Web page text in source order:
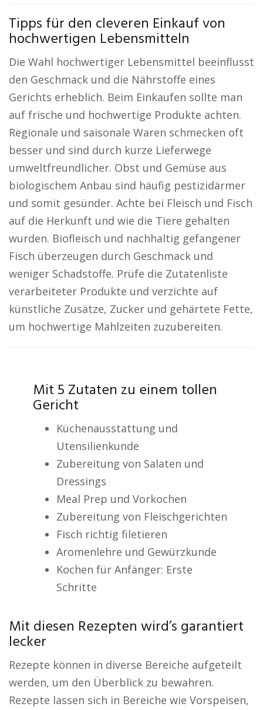
Tipps für den cleveren Einkauf von
hochwertigen Lebensmitteln
Die Wahl hochwertiger Lebensmittel beeinflusst
den Geschmack und die Nährstoffe eines
Gerichts erheblich. Beim Einkaufen sollte man
auf frische und hochwertige Produkte achten.
Regionale und saisonale Waren schmecken oft
besser und sind durch kurze Lieferwege
umweltfreundlicher. Obst und Gemüse aus
biologischem Anbau sind häufig pestizidärmer
und somit gesünder. Achte bei Fleisch und Fisch
auf die Herkunft und wie die Tiere gehalten
wurden. Biofleisch und nachhaltig gefangener
Fisch überzeugen durch Geschmack und
weniger Schadstoffe. Prüfe die Zutatenliste
verarbeiteter Produkte und verzichte auf
künstliche Zusätze, Zucker und gehärtete Fette,
um hochwertige Mahlzeiten zuzubereiten.
Mit 5 Zutaten zu einem tollen
Gericht
Küchenausstattung und
Utensilienkunde
Zubereitung von Salaten und
Dressings
Meal Prep und Vorkochen
Zubereitung von Fleischgerichten
Fisch richtig filetieren
Aromenlehre und Gewürzkunde
Kochen für Anfänger: Erste
Schritte
Mit diesen Rezepten wird’s garantiert
lecker
Rezepte können in diverse Bereiche aufgeteilt
werden, um den Überblick zu bewahren.
Rezepte lassen sich in Bereiche wie Vorspeisen,